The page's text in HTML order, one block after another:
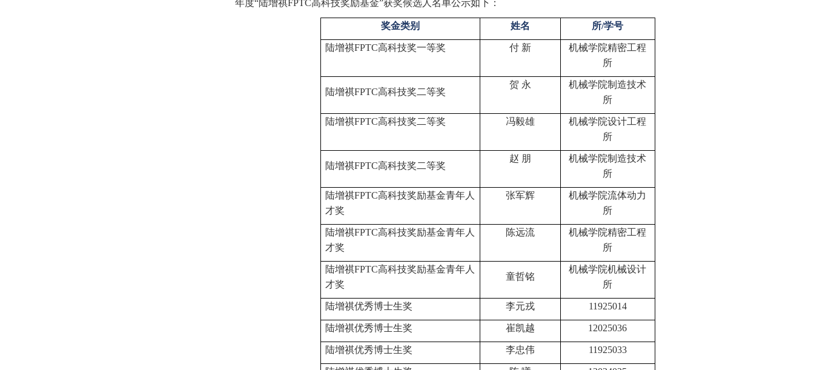
年度“陆增祺FPTC高科技奖励基金”获奖候选人名单公示如下：
奖金类别 姓名 所/学号
陆增祺FPTC高科技奖一等奖 付 新
机械学院精密工程
所
陆增祺FPTC高科技奖二等奖
贺 永
机械学院制造技术
所
陆增祺FPTC高科技奖二等奖 冯毅雄
机械学院设计工程
所
陆增祺FPTC高科技奖二等奖
赵 朋
机械学院制造技术
所
陆增祺FPTC高科技奖励基金青年人
才奖
张军辉
机械学院流体动力
所
陆增祺FPTC高科技奖励基金青年人
才奖
陈远流
机械学院精密工程
所
陆增祺FPTC高科技奖励基金青年人
才奖
童哲铭
机械学院机械设计
所
陆增祺优秀博士生奖 李元戎 11925014
陆增祺优秀博士生奖 崔凯越 12025036
陆增祺优秀博士生奖 李忠伟 11925033